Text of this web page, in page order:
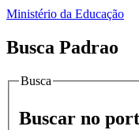
Ministério da Educação
Busca Padrao
Busca
Buscar no